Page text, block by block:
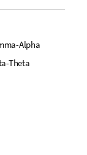
Alpha
Theta